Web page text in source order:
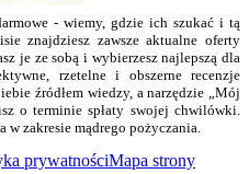
- wiemy, gdzie ich szukać i tą
znajdziesz zawsze aktualne oferty
je ze sobą i wybierzesz najlepszą dla
rzetelne i obszerne recenzje
źródłem wiedzy, a narzędzie „Mój
o terminie spłaty swojej chwilówki.
w zakresie mądrego pożyczania.
prywatnościMapa strony